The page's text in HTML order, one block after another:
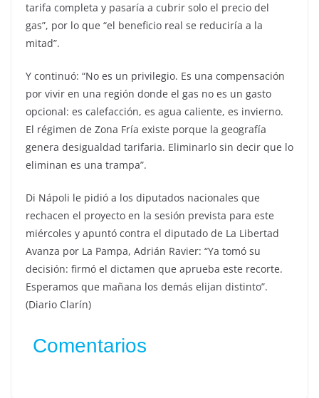
tarifa completa y pasaría a cubrir solo el precio del
gas”, por lo que “el beneficio real se reduciría a la
mitad”.
Y continuó: “No es un privilegio. Es una compensación
por vivir en una región donde el gas no es un gasto
opcional: es calefacción, es agua caliente, es invierno.
El régimen de Zona Fría existe porque la geografía
genera desigualdad tarifaria. Eliminarlo sin decir que lo
eliminan es una trampa”.
Di Nápoli le pidió a los diputados nacionales que
rechacen el proyecto en la sesión prevista para este
miércoles y apuntó contra el diputado de La Libertad
Avanza por La Pampa, Adrián Ravier: “Ya tomó su
decisión: firmó el dictamen que aprueba este recorte.
Esperamos que mañana los demás elijan distinto”.
(Diario Clarín)
Comentarios